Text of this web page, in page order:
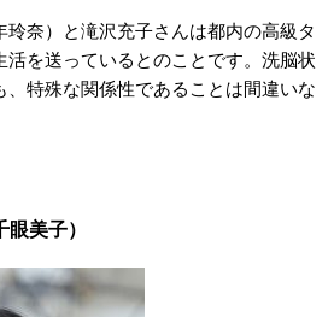
奈）と滝沢充子さんは都内の高級タ
活を送っているとのことです。洗脳状
特殊な関係性であることは間違いな
美子）